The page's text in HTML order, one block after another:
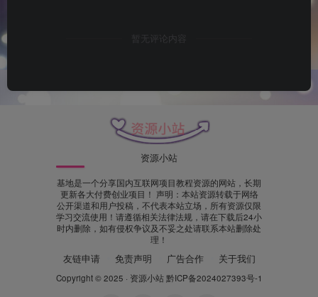
暂无评论内容
资源小站
基地是一个分享国内互联网项目教程资源的网站，长期
更新各大付费创业项目！ 声明：本站资源转载于网络
公开渠道和用户投稿，不代表本站立场，所有资源仅限
学习交流使用！请遵循相关法律法规，请在下载后24小
时内删除，如有侵权争议及不妥之处请联系本站删除处
理！
友链申请 免责声明 广告合作 关于我们
Copyright © 2025 · 资源小站 黔ICP备2024027393号-1